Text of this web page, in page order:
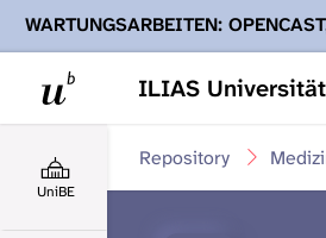
ILIAS
WARTUNGSARBEITEN:
Ihnen Podcasts, Opencast-Videos
UniBE
Repository